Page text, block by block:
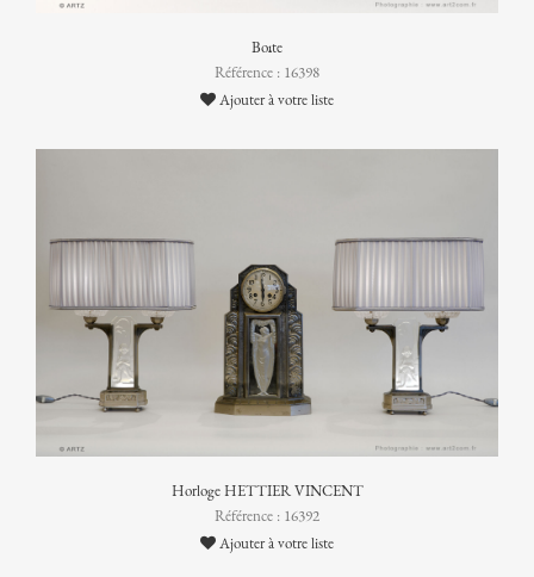
Boîte
Référence : 16398
Ajouter à votre liste
Horloge HETTIER VINCENT
Référence : 16392
Ajouter à votre liste